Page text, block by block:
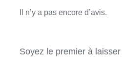
Il n’y a pas encore d’avis.
Soyez le premier à